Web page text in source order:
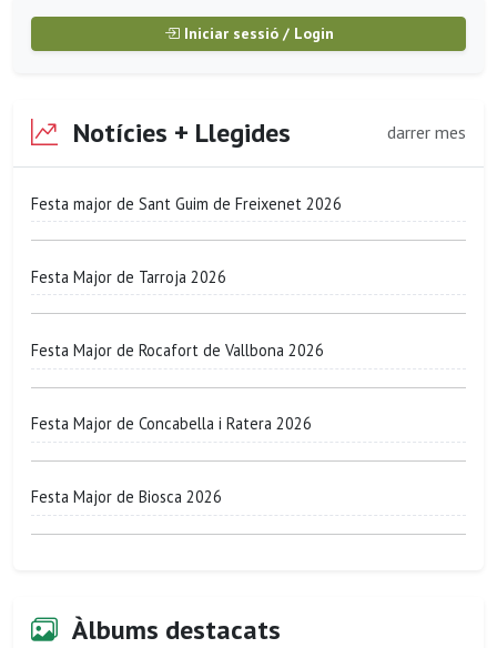
Iniciar sessió / Login
Notícies + Llegides darrer mes
Festa major de Sant Guim de Freixenet 2026
Festa Major de Tarroja 2026
Festa Major de Rocafort de Vallbona 2026
Festa Major de Concabella i Ratera 2026
Festa Major de Biosca 2026
Àlbums destacats